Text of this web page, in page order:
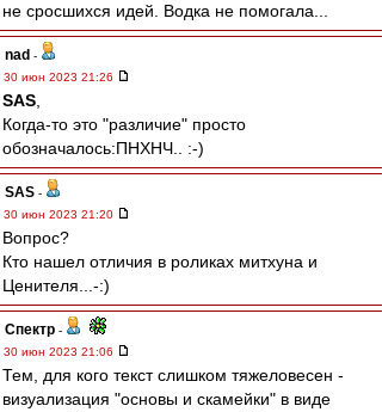
не сросшихся идей. Водка не помогала...
nad -
30 июн 2023 21:26
SAS
Когда-то это "различие" просто
обозначалось:ПНХНЧ.. :-)
SAS -
30 июн 2023 21:20
Вопрос?
Кто нашел отличия в роликах митхуна и
Ценителя...-:)
Спектр -
30 июн 2023 21:06
Тем, для кого текст слишком тяжеловесен -
визуализация "основы и скамейки" в виде